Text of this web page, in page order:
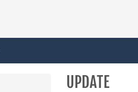
UPDATE